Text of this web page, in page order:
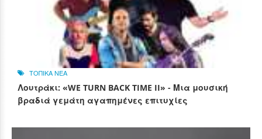
ΤΟΠΙΚΑ ΝΕΑ
Λουτράκι: «WE TURN BACK TIME II» - Μια μουσική
βραδιά γεμάτη αγαπημένες επιτυχίες